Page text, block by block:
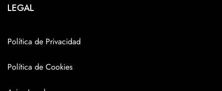
LEGAL
Política de Privacidad
Política de Cookies